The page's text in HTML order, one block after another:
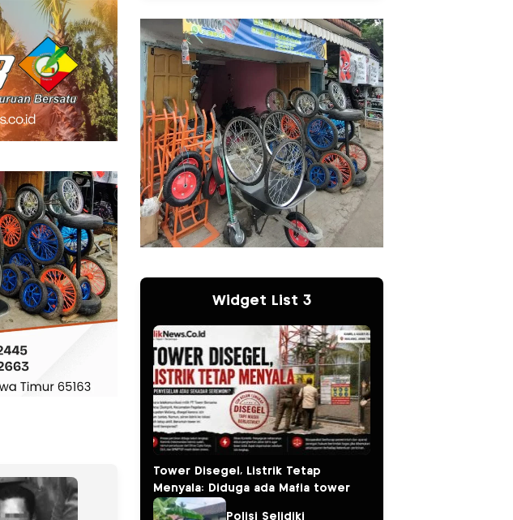
Widget List 3
Tower Disegel, Listrik Tetap
Menyala: Diduga ada Mafia tower
Polisi Selidiki